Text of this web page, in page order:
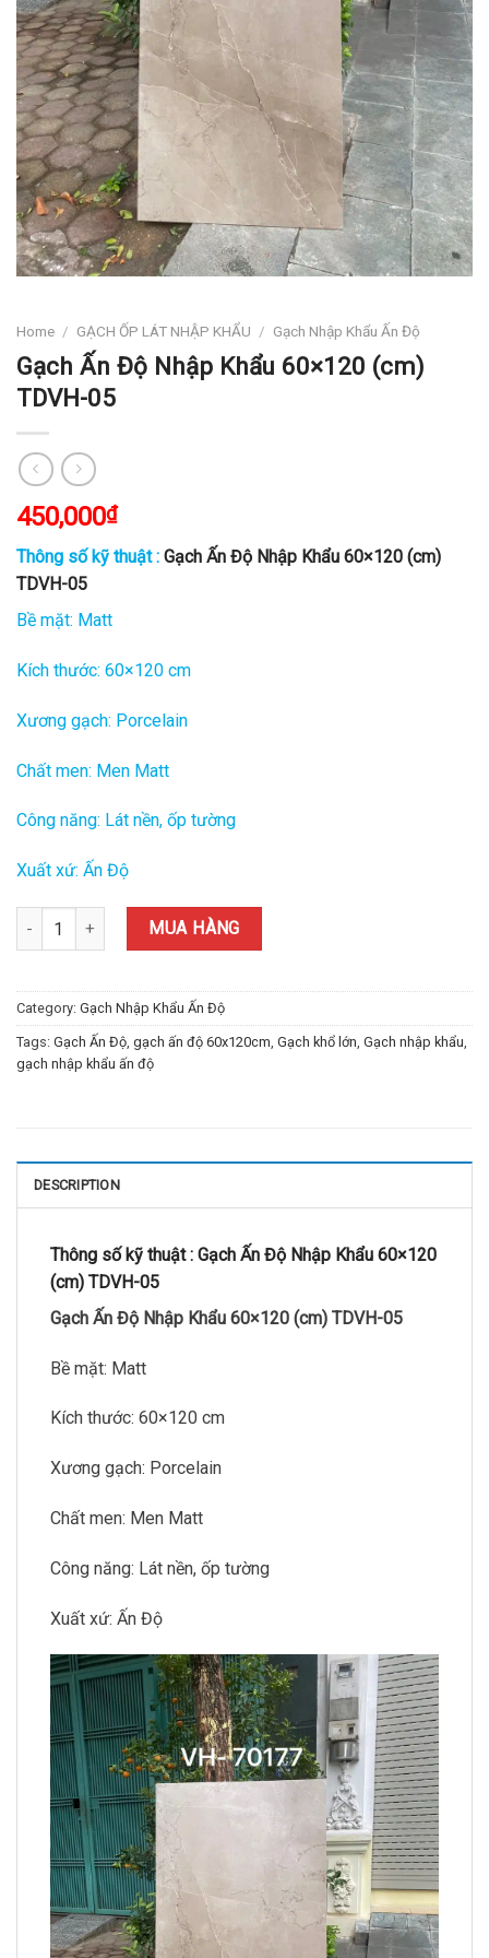
Home / GẠCH ỐP LÁT NHẬP KHẨU / Gạch Nhập Khẩu Ấn Độ
Gạch Ấn Độ Nhập Khẩu 60×120 (cm)
TDVH-05
450,000₫
Thông số kỹ thuật : Gạch Ấn Độ Nhập Khẩu 60×120 (cm)
TDVH-05
Bề mặt: Matt
Kích thước: 60×120 cm
Xương gạch: Porcelain
Chất men: Men Matt
Công năng: Lát nền, ốp tường
Xuất xứ: Ấn Độ
Gạch Ấn Độ Nhập Khẩu 60x120 (cm) TDVH-05 quantity
MUA HÀNG
Category: Gạch Nhập Khẩu Ấn Độ
Tags: Gạch Ấn Độ gạch ấn độ 60x120cm Gạch khổ lớn Gạch nhập khẩu
gạch nhập khẩu ấn độ
DESCRIPTION
Thông số kỹ thuật : Gạch Ấn Độ Nhập Khẩu 60×120
(cm) TDVH-05
Gạch Ấn Độ Nhập Khẩu 60×120 (cm) TDVH-05
Bề mặt: Matt
Kích thước: 60×120 cm
Xương gạch: Porcelain
Chất men: Men Matt
Công năng: Lát nền, ốp tường
Xuất xứ: Ấn Độ